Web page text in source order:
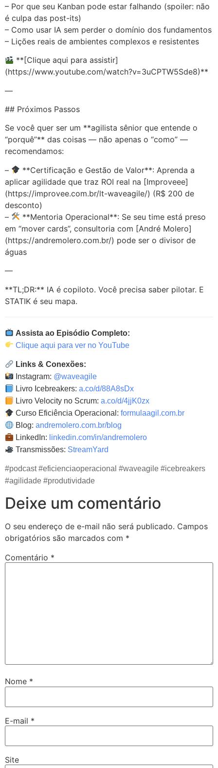
– Por que seu Kanban pode estar falhando (spoiler: não
é culpa das post-its)
– Como usar IA sem perder o domínio dos fundamentos
– Lições reais de ambientes complexos e resistentes
**[Clique aqui para assistir]
(https://www.youtube.com/watch?v=3uCPTW5Sde8)**
—
## Próximos Passos
Se você quer ser um **agilista sênior que entende o
“porquê”** das coisas — não apenas o “como” —
recomendamos:
–
**Certificação e Gestão de Valor**: Aprenda a
aplicar agilidade que traz ROI real na [Improveee]
(https://improvee.com.br/lt-waveagile/) (R$ 200 de
desconto)
–
**Mentoria Operacional**: Se seu time está preso
em “mover cards”, consultoria com [André Molero]
(https://andremolero.com.br/) pode ser o divisor de
águas
—
**TL;DR:** IA é copiloto. Você precisa saber pilotar. E
STATIK é seu mapa.
Assista ao Episódio Completo:
Clique aqui para ver no YouTube
Links & Conexões:
Instagram: @waveagile
Livro Icebreakers:a.co/d/88A8sDx
Livro Velocity no Scrum:a.co/d/4jjK0zx
Curso Eficiência Operacional:formulaagil.com.br
Blog:andremolero.com.br/blog
LinkedIn: linkedin.com/in/andremolero
Transmissões: StreamYard
#podcast #eficienciaoperacional #waveagile #icebreakers
#agilidade #produtividade
Deixe um comentário
O seu endereço de e-mail não será publicado. Campos
obrigatórios são marcados com *
Comentário *
Nome *
E-mail *
Site